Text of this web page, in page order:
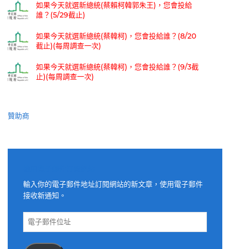
如果今天就選新總統(蔡賴柯韓郭朱王)，您會投給
誰？(5/29截止)
如果今天就選新總統(蔡韓柯)，您會投給誰？(8/20
截止)(每周調查一次)
如果今天就選新總統(蔡韓柯)，您會投給誰？(9/3截
止)(每周調查一次)
贊助商
輸入你的電子郵件地址訂閱網站的新文章，使用電子郵件
接收新通知。
電